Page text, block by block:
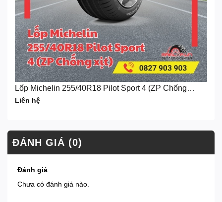
Lốp Michelin 255/40R18 Pilot Sport 4 (ZP Chống
xịt)
Liên hệ
ĐÁNH GIÁ (0)
Đánh giá
Chưa có đánh giá nào.